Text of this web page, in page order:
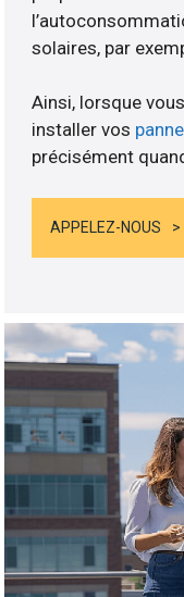
solaires, par
Ainsi, lorsque
installer vos
précisément
APPELEZ-NOUS